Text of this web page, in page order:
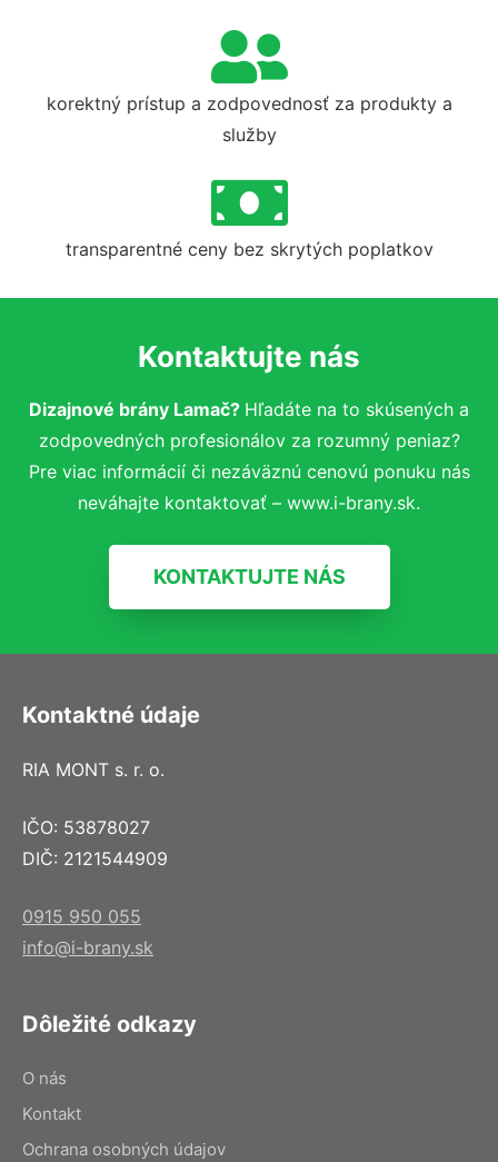
korektný prístup a zodpovednosť za produkty a
služby
transparentné ceny bez skrytých poplatkov
Kontaktujte nás
Dizajnové brány Lamač? Hľadáte na to skúsených a
zodpovedných profesionálov za rozumný peniaz?
Pre viac informácií či nezáväznú cenovú ponuku nás
neváhajte kontaktovať – www.i-brany.sk.
KONTAKTUJTE NÁS
Kontaktné údaje
RIA MONT s. r. o.
IČO: 53878027
DIČ: 2121544909
0915 950 055
info@i-brany.sk
Dôležité odkazy
O nás
Kontakt
Ochrana osobných údajov